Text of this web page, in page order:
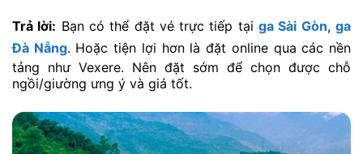
Trả lời: Bạn có thể đặt vé trực tiếp tạiga Sài Gòn,ga
Đà Nẵng. Hoặc tiện lợi hơn là đặt online qua các nền
tảng như Vexere. Nên đặt sớm để chọn được chỗ
ngồi/giường ưng ý và giá tốt.